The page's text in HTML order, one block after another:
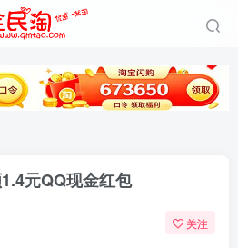
元QQ现金红包
关注